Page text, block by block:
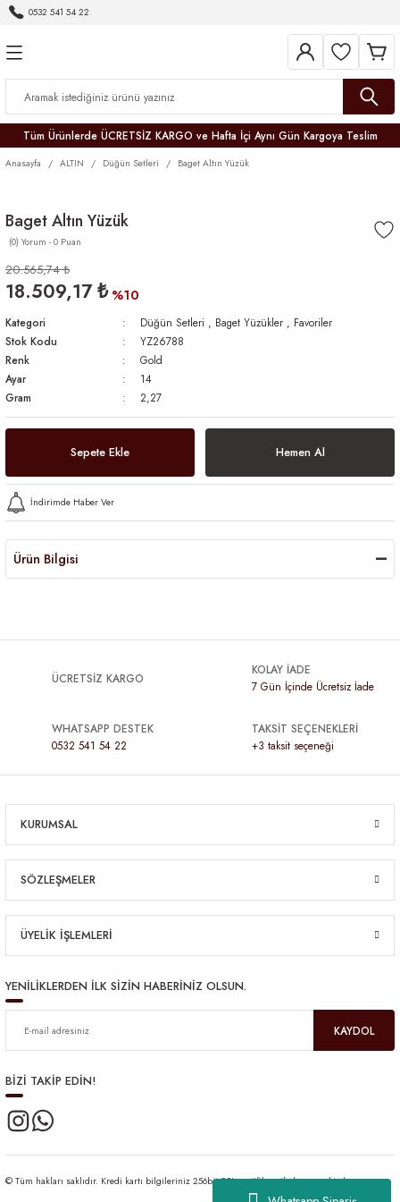
0532 541 54 22
Tüm Ürünlerde ÜCRETSİZ KARGO ve Hafta İçi Aynı Gün Kargoya Teslim
Anasayfa ALTIN Düğün Setleri Baget Altın Yüzük
Baget Altın Yüzük
(0) Yorum - 0 Puan
20.565,74 ₺
18.509,17 ₺ %10
Kategori Düğün Setleri , Baget Yüzükler , Favoriler
Stok Kodu
YZ26788
Renk
Gold
Ayar
14
Gram
2,27
Sepete Ekle Hemen Al
İndirimde Haber Ver
Ürün Bilgisi
ÜCRETSİZ KARGO
KOLAY İADE
7 Gün İçinde Ücretsiz İade
WHATSAPP DESTEK
0532 541 54 22
TAKSİT SEÇENEKLERİ
+3 taksit seçeneği
KURUMSAL
SÖZLEŞMELER
ÜYELİK İŞLEMLERİ
YENİLİKLERDEN İLK SİZİN HABERİNİZ OLSUN.
KAYDOL
BİZİ TAKİP EDİN!
© Tüm hakları saklıdır. Kredi kartı bilgileriniz 256bit SSL sertifikası ile korunmaktadır.